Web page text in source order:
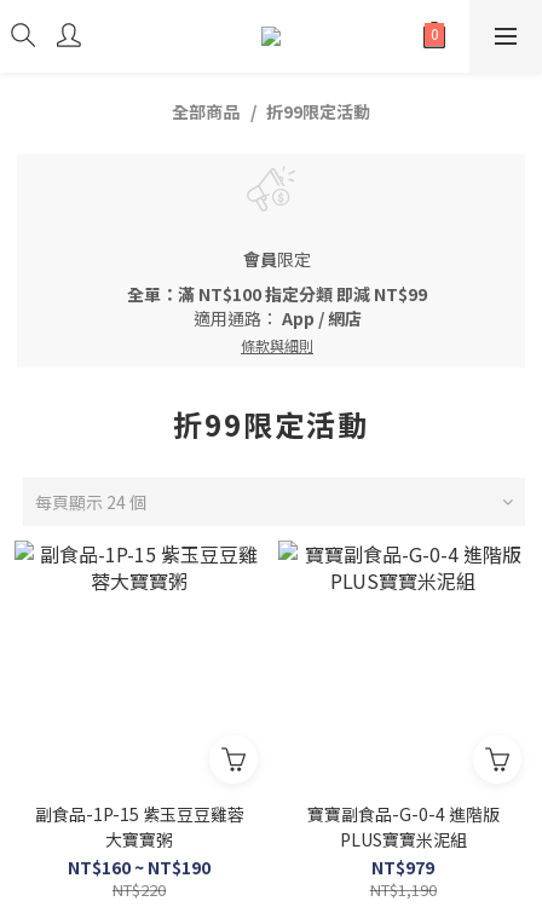
全部商品 折99限定活動
會員限定
全單：滿 NT$100 指定分類 即減 NT$99
適用通路： App /網店
條款與細則
折99限定活動
每頁顯示 24 個
副食品-1P-15 紫玉豆豆雞蓉
大寶寶粥
NT$160 ~ NT$190
NT$220
寶寶副食品-G-0-4 進階版
PLUS寶寶米泥組
NT$979
NT$1,190